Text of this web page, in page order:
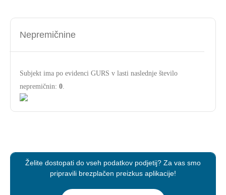
Nepremičnine
Subjekt ima po evidenci GURS v lasti naslednje število
nepremičnin: 0.
Želite dostopati do vseh podatkov podjetij? Za vas smo
pripravili brezplačen preizkus aplikacije!